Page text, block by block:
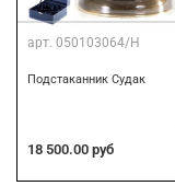
арт. 050103064/Н
Подстаканник Судак
18 500.00 руб